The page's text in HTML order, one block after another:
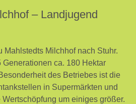
– Landjugend
Mahlstedts Milchhof nach Stuhr.
Generationen ca. 180 Hektar
des Betriebes ist die
in Supermärkten und
um einiges größer.